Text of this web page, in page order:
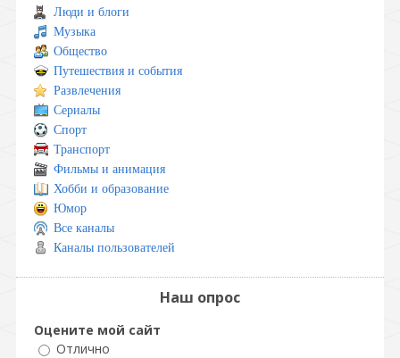
Люди и блоги
Музыка
Общество
Путешествия и события
Развлечения
Сериалы
Спорт
Транспорт
Фильмы и анимация
Хобби и образование
Юмор
Все каналы
Каналы пользователей
Наш опрос
Оцените мой сайт
Отлично